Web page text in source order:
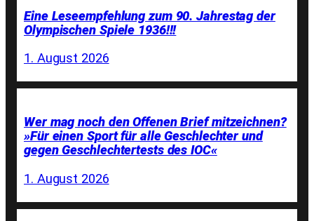
Eine Leseempfehlung zum 90. Jahrestag der
Olympischen Spiele 1936!!!
1. August 2026
Wer mag noch den Offenen Brief mitzeichnen?
»Für einen Sport für alle Geschlechter und
gegen Geschlechtertests des IOC«
1. August 2026